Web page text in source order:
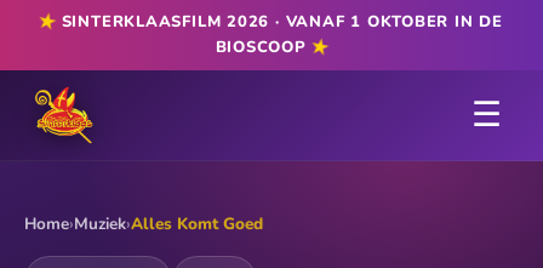
★SINTERKLAASFILM 2026 · VANAF 1 OKTOBER IN DE
BIOSCOOP ★
☰
Home›Muziek›Alles Komt Goed